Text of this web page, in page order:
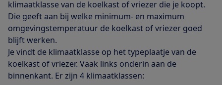
klimaatklasse van de koelkast of vriezer die je koopt.
Die geeft aan bij welke minimum- en maximum
omgevingstemperatuur de koelkast of vriezer goed
blijft werken.
Je vindt de klimaatklasse op het typeplaatje van de
koelkast of vriezer. Vaak links onderin aan de
binnenkant. Er zijn 4 klimaatklassen: